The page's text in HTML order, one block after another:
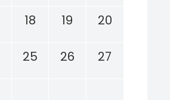
18 19 20
25 26 27